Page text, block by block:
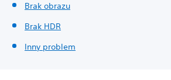
Brak obrazu
Brak HDR
Inny problem